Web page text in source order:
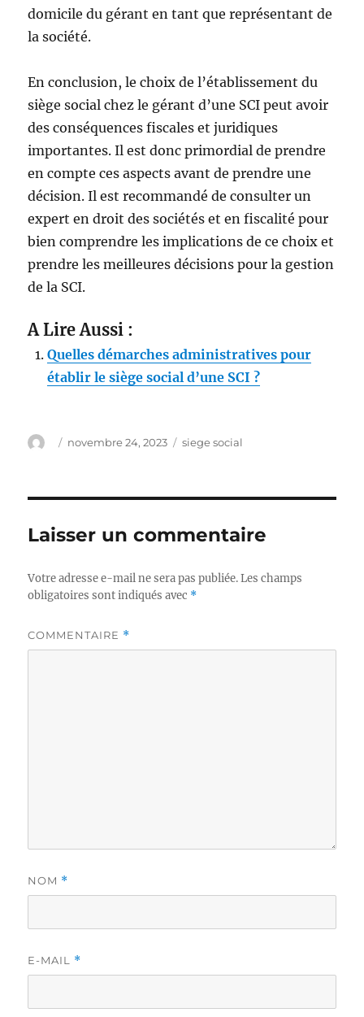
domicile du gérant en tant que représentant de
la société.
En conclusion, le choix de l’établissement du
siège social chez le gérant d’une SCI peut avoir
des conséquences fiscales et juridiques
importantes. Il est donc primordial de prendre
en compte ces aspects avant de prendre une
décision. Il est recommandé de consulter un
expert en droit des sociétés et en fiscalité pour
bien comprendre les implications de ce choix et
prendre les meilleures décisions pour la gestion
de la SCI.
A Lire Aussi :
Quelles démarches administratives pour
établir le siège social d’une SCI ?
Auteur
Publié
novembre 24, 2023 Étiquettes
siege social
Laisser un commentaire
Votre adresse e-mail ne sera pas publiée. Les champs
obligatoires sont indiqués avec *
COMMENTAIRE *
NOM *
E-MAIL *